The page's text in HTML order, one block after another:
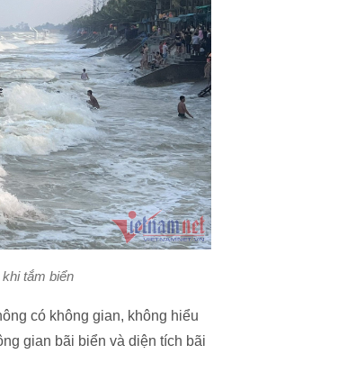
tắm biển
có không gian, không hiểu
gian bãi biển và diện tích bãi